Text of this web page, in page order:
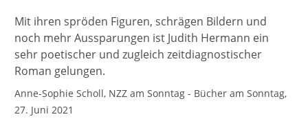
Mit ihren spröden Figuren, schrägen Bildern und
noch mehr Aussparungen ist Judith Hermann ein
sehr poetischer und zugleich zeitdiagnostischer
Roman gelungen.
Anne-Sophie Scholl, NZZ am Sonntag - Bücher am Sonntag,
27. Juni 2021